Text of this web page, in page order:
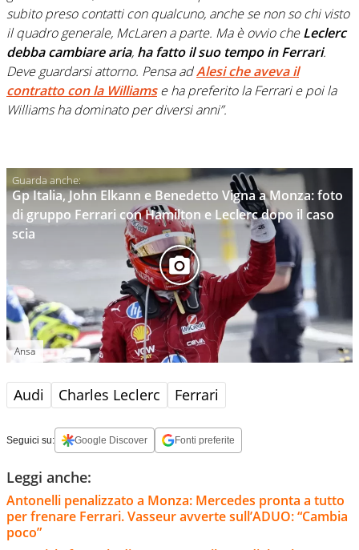
subito preso contatti con qualcuno, anche se non so chi visto
il quadro generale, McLaren a parte. Ma è ovvio cheLeclerc
debba cambiare aria, ha fatto il suo tempo in Ferrari.
Deve guardarsi attorno. Pensa adAlesi che aveva il
contratto con la Williamse ha preferito la Ferrari e poi la
Williams ha dominato per diversi anni”.
Gp Italia, John Elkann e Benedetto Vigna a Monza: foto
di gruppo Ferrari con Hamilton e Leclerc dopo il caso
scia
Ansa
Audi Charles Leclerc Ferrari
Seguici su: Google Discover Fonti preferite
Leggi anche:
Antonelli penalizzato a Monza: Mercedes pronta a tutto
per frenare Ferrari. Vasseur avverte sull’ADUO: “Cambia
poco”